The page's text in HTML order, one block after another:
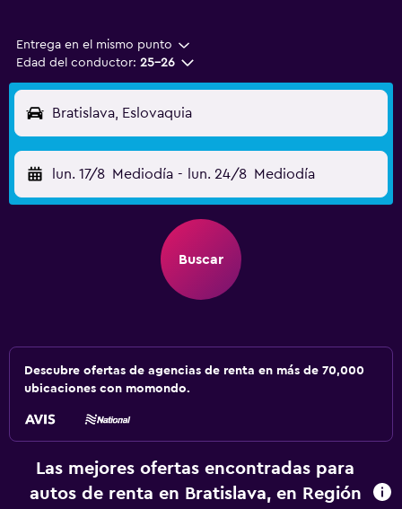
Entrega en el mismo punto
Edad del conductor: 25-26
Bratislava, Eslovaquia
lun. 17/8 Mediodía - lun. 24/8 Mediodía
Buscar
Descubre ofertas de agencias de renta en más de 70,000
ubicaciones con momondo.
Las mejores ofertas encontradas para
autos de renta en Bratislava, en Región